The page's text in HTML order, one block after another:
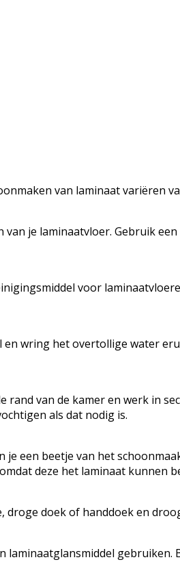
van laminaat variëren
je laminaatvloer. Gebruik
voor
wring het overtollige water
rand van de kamer en werk in
als dat nodig is.
een beetje van het
deze het laminaat kunnen
droge doek of handdoek en
laminaatglansmiddel